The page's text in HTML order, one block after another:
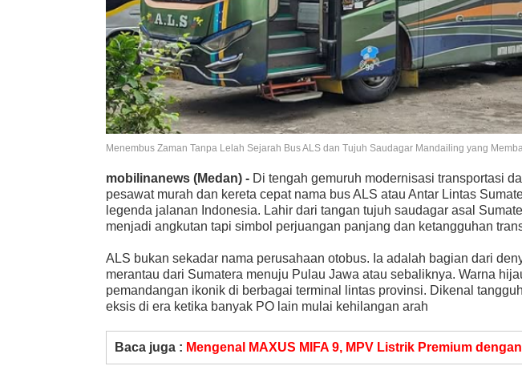
Menembus Zaman Tanpa Lelah Sejarah Bus ALS dan Tujuh Saudagar Mandailing yang
mobilinanews (Medan) - Di tengah gemuruh modernisasi transportasi
pesawat murah dan kereta cepat nama bus ALS atau Antar Lintas
legenda jalanan Indonesia. Lahir dari tangan tujuh saudagar asal
menjadi angkutan tapi simbol perjuangan panjang dan ketangguhan
ALS bukan sekadar nama perusahaan otobus. Ia adalah bagian dari
merantau dari Sumatera menuju Pulau Jawa atau sebaliknya. Warna
pemandangan ikonik di berbagai terminal lintas provinsi. Dikenal
eksis di era ketika banyak PO lain mulai kehilangan arah
Baca juga : Mengenal MAXUS MIFA 9, MPV Listrik Premium